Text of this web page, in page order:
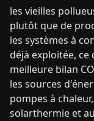
les vieilles
plutôt que de
les systèmes à
déjà exploitée,
meilleure bilan
les sources
pompes à
solarthermie et